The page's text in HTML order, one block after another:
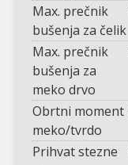
Max. prečnik
bušenja za čelik
Max. prečnik
bušenja za
meko drvo
Obrtni moment
meko/tvrdo
Prihvat stezne